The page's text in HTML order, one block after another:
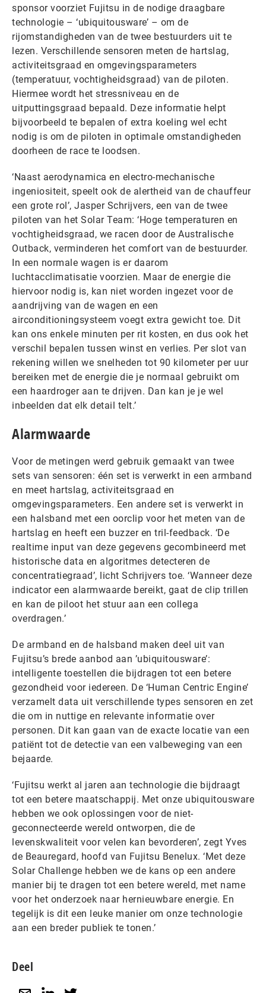
sponsor voorziet Fujitsu in de nodige draagbare
technologie – ‘ubiquitousware’ – om de
rijomstandigheden van de twee bestuurders uit te
lezen. Verschillende sensoren meten de hartslag,
activiteitsgraad en omgevingsparameters
(temperatuur, vochtigheidsgraad) van de piloten.
Hiermee wordt het stressniveau en de
uitputtingsgraad bepaald. Deze informatie helpt
bijvoorbeeld te bepalen of extra koeling wel echt
nodig is om de piloten in optimale omstandigheden
doorheen de race te loodsen.
‘Naast aerodynamica en electro-mechanische
ingeniositeit, speelt ook de alertheid van de chauffeur
een grote rol’, Jasper Schrijvers, een van de twee
piloten van het Solar Team: ‘Hoge temperaturen en
vochtigheidsgraad, we racen door de Australische
Outback, verminderen het comfort van de bestuurder.
In een normale wagen is er daarom
luchtacclimatisatie voorzien. Maar de energie die
hiervoor nodig is, kan niet worden ingezet voor de
aandrijving van de wagen en een
airconditioningsysteem voegt extra gewicht toe. Dit
kan ons enkele minuten per rit kosten, en dus ook het
verschil bepalen tussen winst en verlies. Per slot van
rekening willen we snelheden tot 90 kilometer per uur
bereiken met de energie die je normaal gebruikt om
een haardroger aan te drijven. Dan kan je je wel
inbeelden dat elk detail telt.’
Alarmwaarde
Voor de metingen werd gebruik gemaakt van twee
sets van sensoren: één set is verwerkt in een armband
en meet hartslag, activiteitsgraad en
omgevingsparameters. Een andere set is verwerkt in
een halsband met een oorclip voor het meten van de
hartslag en heeft een buzzer en tril-feedback. ‘De
realtime input van deze gegevens gecombineerd met
historische data en algoritmes detecteren de
concentratiegraad’, licht Schrijvers toe. ‘Wanneer deze
indicator een alarmwaarde bereikt, gaat de clip trillen
en kan de piloot het stuur aan een collega
overdragen.’
De armband en de halsband maken deel uit van
Fujitsu’s brede aanbod aan ’ubiquitousware’:
intelligente toestellen die bijdragen tot een betere
gezondheid voor iedereen. De ‘Human Centric Engine’
verzamelt data uit verschillende types sensoren en zet
die om in nuttige en relevante informatie over
personen. Dit kan gaan van de exacte locatie van een
patiënt tot de detectie van een valbeweging van een
bejaarde.
‘Fujitsu werkt al jaren aan technologie die bijdraagt
tot een betere maatschappij. Met onze ubiquitousware
hebben we ook oplossingen voor de niet-
geconnecteerde wereld ontworpen, die de
levenskwaliteit voor velen kan bevorderen’, zegt Yves
de Beauregard, hoofd van Fujitsu Benelux. ‘Met deze
Solar Challenge hebben we de kans op een andere
manier bij te dragen tot een betere wereld, met name
voor het onderzoek naar hernieuwbare energie. En
tegelijk is dit een leuke manier om onze technologie
aan een breder publiek te tonen.’
Deel